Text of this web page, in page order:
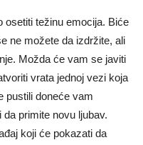
osetiti težinu emocija. Biće
ne možete da izdržite, ali
Možda će vam se javiti
vrata jednoj vezi koja
pustili doneće vam
primite novu ljubav.
koji će pokazati da